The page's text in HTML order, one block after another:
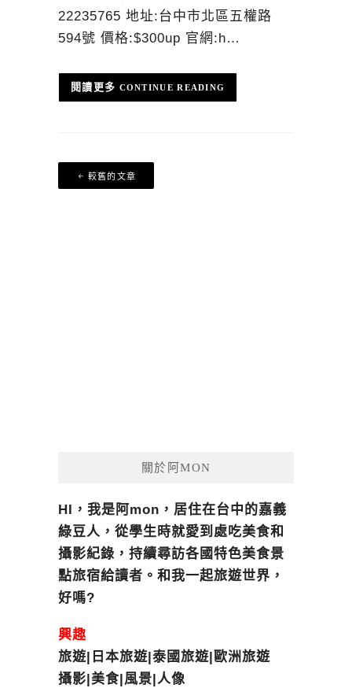
22235765 地址:台中市北區五權路
594號 價格:$300up 官網:h…
CONTINUE READING
文
章
較舊的文章
關於阿MON
HI，我是阿mon，居住在台中的嘉義
綠豆人，從學生時就愛到處吃美食和
攝影紀錄，持續尋訪各國特色美食景
點旅宿給讀者。和我一起旅遊世界，
好嗎?
興趣
旅遊|日本旅遊|泰國旅遊|歐洲旅遊
攝影|美食|風景|人像